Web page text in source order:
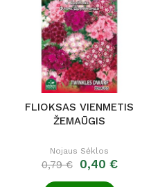
FLIOKSAS VIENMETIS
ŽEMAŪGIS
Nojaus Sėklos
0,79 € 0,40 €